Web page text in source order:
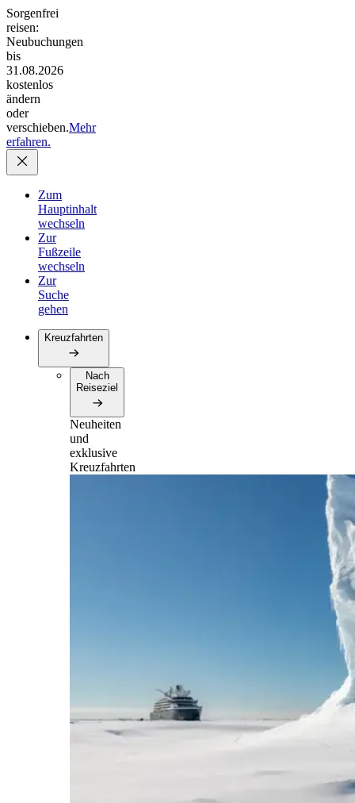
Sorgenfrei
reisen:
Neubuchungen
bis
31.08.2026
kostenlos
ändern
oder
verschieben.Mehr
erfahren.
Zum
Hauptinhalt
wechseln
Zur
Fußzeile
wechseln
Zur
Suche
gehen
Kreuzfahrten
Nach
Reiseziel
Neuheiten
und
exklusive
Kreuzfahrten